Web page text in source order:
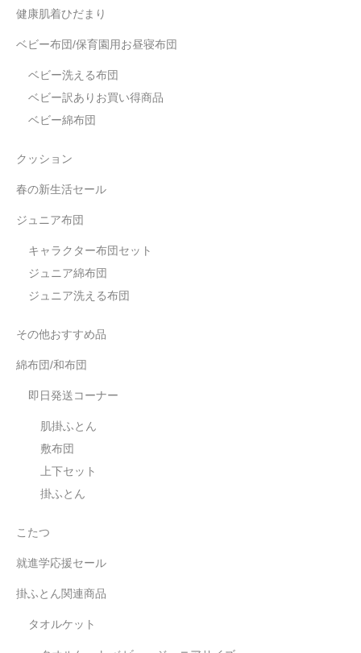
健康肌着ひだまり
ベビー布団/保育園用お昼寝布団
ベビー洗える布団
ベビー訳ありお買い得商品
ベビー綿布団
クッション
春の新生活セール
ジュニア布団
キャラクター布団セット
ジュニア綿布団
ジュニア洗える布団
その他おすすめ品
綿布団/和布団
即日発送コーナー
肌掛ふとん
敷布団
上下セット
掛ふとん
こたつ
就進学応援セール
掛ふとん関連商品
タオルケット